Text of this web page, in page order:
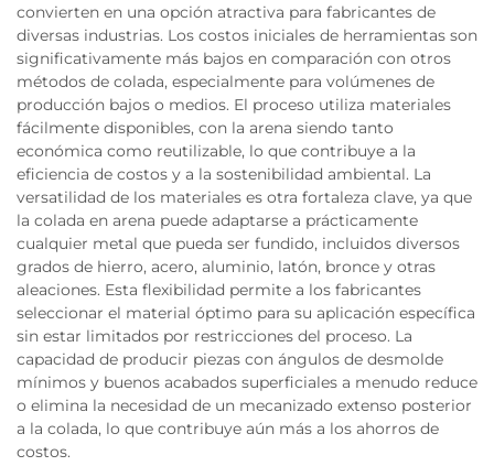
convierten en una opción atractiva para fabricantes de
diversas industrias. Los costos iniciales de herramientas son
significativamente más bajos en comparación con otros
métodos de colada, especialmente para volúmenes de
producción bajos o medios. El proceso utiliza materiales
fácilmente disponibles, con la arena siendo tanto
económica como reutilizable, lo que contribuye a la
eficiencia de costos y a la sostenibilidad ambiental. La
versatilidad de los materiales es otra fortaleza clave, ya que
la colada en arena puede adaptarse a prácticamente
cualquier metal que pueda ser fundido, incluidos diversos
grados de hierro, acero, aluminio, latón, bronce y otras
aleaciones. Esta flexibilidad permite a los fabricantes
seleccionar el material óptimo para su aplicación específica
sin estar limitados por restricciones del proceso. La
capacidad de producir piezas con ángulos de desmolde
mínimos y buenos acabados superficiales a menudo reduce
o elimina la necesidad de un mecanizado extenso posterior
a la colada, lo que contribuye aún más a los ahorros de
costos.